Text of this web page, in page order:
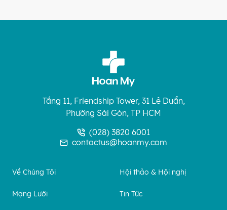
Tầng 11, Friendship Tower, 31 Lê Duẩn,
Phường Sài Gòn, TP HCM
(028) 3820 6001
contactus@hoanmy.com
Về Chúng Tôi
Mạng Lưới
Hội thảo & Hội nghị
Tin Tức